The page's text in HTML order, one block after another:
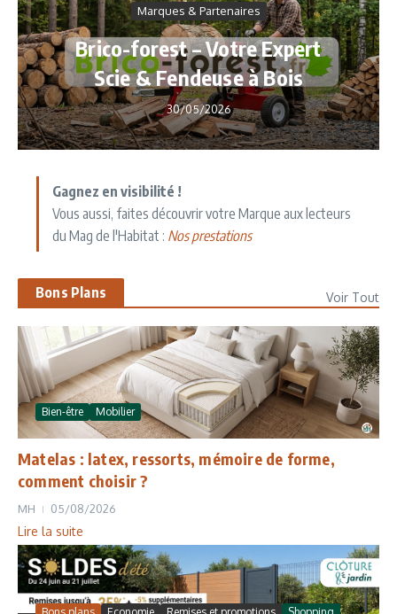
Marques & Partenaires
Brico-forest – Votre Expert
Scie & Fendeuse à Bois
30/05/2026
Gagnez en visibilité !
Vous aussi, faites découvrir votre Marque aux lecteurs
du Mag de l'Habitat : Nos prestations
Bons Plans Voir Tout
Bien-être Mobilier
Matelas : latex, ressorts, mémoire de forme,
comment choisir ?
MH 05/08/2026
Lire la suite